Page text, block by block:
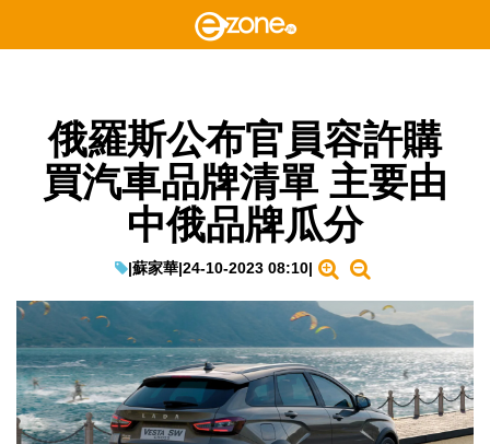
俄羅斯公布官員容許購
買汽車品牌清單 主要由
中俄品牌瓜分
|蘇家華|24-10-2023 08:10|